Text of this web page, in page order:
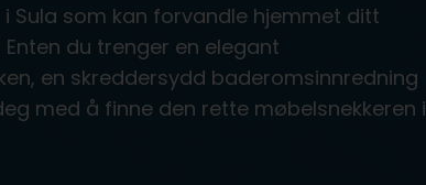
Sula som kan forvandle hjemmet ditt
du trenger en elegant
en skreddersydd baderomsinnredning
med å finne den rette møbelsnekkeren i